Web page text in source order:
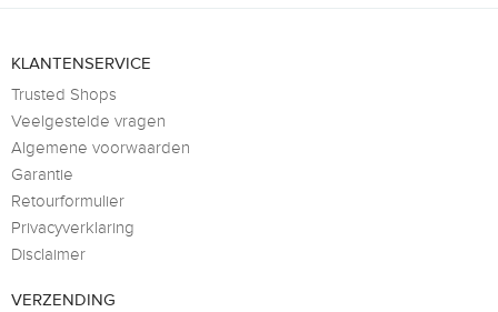
KLANTENSERVICE
Trusted Shops
Veelgestelde vragen
Algemene voorwaarden
Garantie
Retourformulier
Privacyverklaring
Disclaimer
VERZENDING